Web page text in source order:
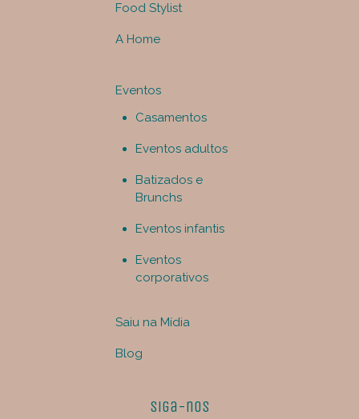
Food Stylist
A Home
Eventos
Casamentos
Eventos adultos
Batizados e
Brunchs
Eventos infantis
Eventos
corporativos
Saiu na Mídia
Blog
Siga-nos